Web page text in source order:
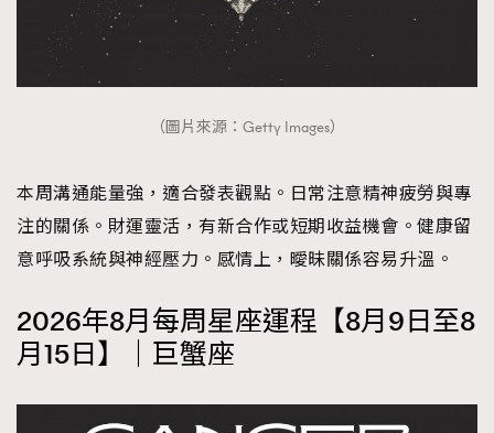
（圖片來源：Getty Images）
本周溝通能量強，適合發表觀點。日常注意精神疲勞與專
注的關係。財運靈活，有新合作或短期收益機會。健康留
意呼吸系統與神經壓力。感情上，曖昧關係容易升溫。
2026年8月每周星座運程【8月9日至8
月15日】｜巨蟹座